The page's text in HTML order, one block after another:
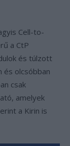
Cell-to-
a CtP
és túlzott
és olcsóbban
csak
amelyek
a Kirin is